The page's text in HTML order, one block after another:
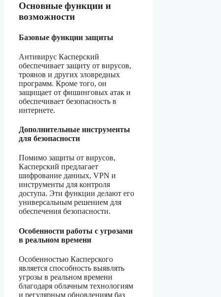
Основные функции и
возможности
Базовые функции защиты
Антивирус Касперский
обеспечивает защиту от вирусов,
троянов и других зловредных
программ. Кроме того, он
защищает от фишинговых атак и
обеспечивает безопасность в
интернете.
Дополнительные инструменты
для безопасности
Помимо защиты от вирусов,
Касперский предлагает
шифрование данных, VPN и
инструменты для контроля
доступа. Эти функции делают его
универсальным решением для
обеспечения безопасности.
Особенности работы с угрозами
в реальном времени
Особенностью Касперского
является способность выявлять
угрозы в реальном времени
благодаря облачным технологиям
и регулярным обновлениям баз